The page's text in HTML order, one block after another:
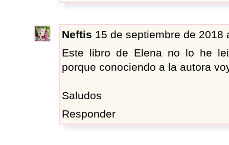
Neftis 15 de septiembre de 2018
Este libro de Elena no lo he
porque conociendo a la autora
Saludos
Responder